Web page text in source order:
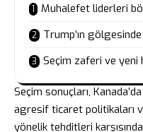
Muhalefet liderleri
Trump’ın
Seçim zaferi ve yeni
Seçim sonuçları,
agresif ticaret politikaları
yönelik tehditleri